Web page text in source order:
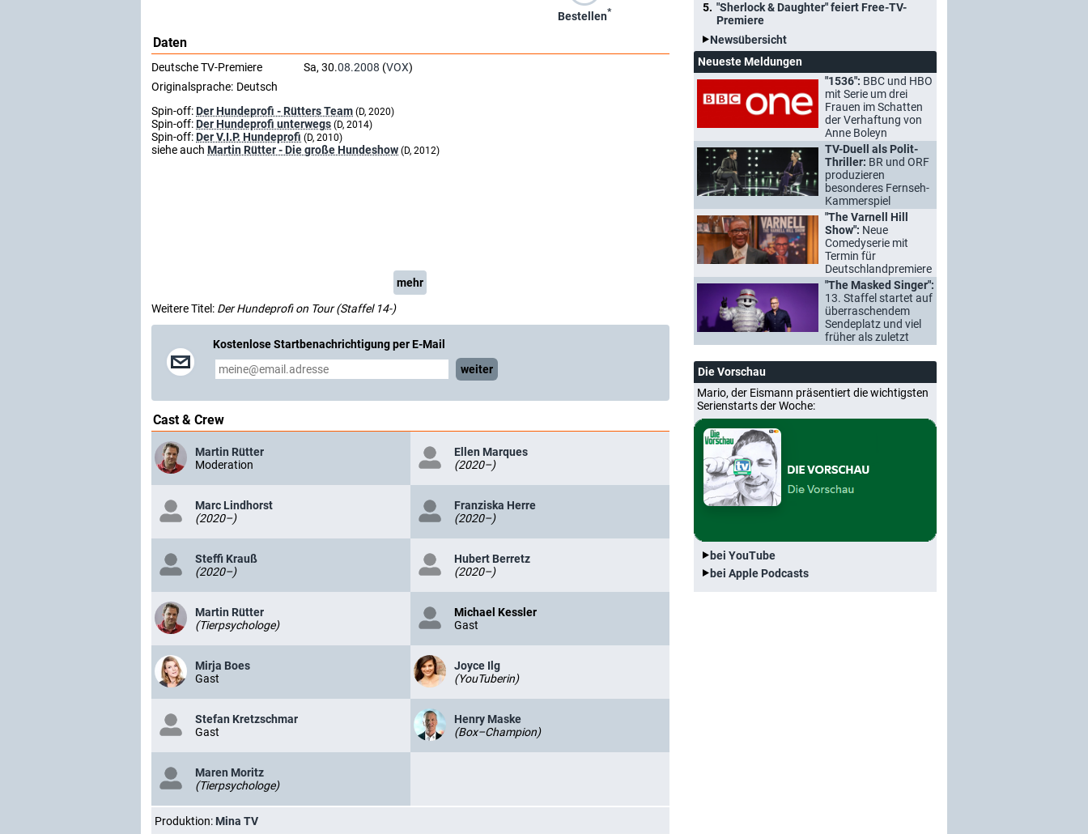
Bestellen*
Daten
Deutsche TV-Premiere Sa, 30.08.2008 (VOX)
Originalsprache: Deutsch
Spin-off:Der Hundeprofi - Rütters Team (D, 2020)
Spin-off:Der Hundeprofi unterwegs (D, 2014)
Spin-off:Der V.I.P. Hundeprofi (D, 2010)
siehe auch Martin Rütter - Die große Hundeshow (D, 2012)
mehr
Weitere Titel: Der Hundeprofi on Tour (Staffel 14-)
Kostenlose Startbenachrichtigung per E-Mail
weiter
Cast & Crew
Martin Rütter
Moderation
Ellen Marques
(2020–)
Marc Lindhorst
(2020–)
Franziska Herre
(2020–)
Steffi Krauß
(2020–)
Hubert Berretz
(2020–)
Martin Rütter
(Tierpsychologe)
Michael Kessler
Gast
Mirja Boes
Gast
Joyce Ilg
(YouTuberin)
Stefan Kretzschmar
Gast
Henry Maske
(Box–Champion)
Maren Moritz
(Tierpsychologe)
Produktion: Mina TV
"Sherlock & Daughter" feiert Free-TV-
Premiere
Newsübersicht
Neueste Meldungen
"1536": BBC und HBO
mit Serie um drei
Frauen im Schatten
der Verhaftung von
Anne Boleyn
TV-Duell als Polit-
Thriller: BR und ORF
produzieren
besonderes Fernseh-
Kammerspiel
"The Varnell Hill
Show": Neue
Comedyserie mit
Termin für
Deutschlandpremiere
"The Masked Singer":
13. Staffel startet auf
überraschendem
Sendeplatz und viel
früher als zuletzt
Die Vorschau
Mario, der Eismann präsentiert die wichtigsten
Serienstarts der Woche:
bei YouTube
bei Apple Podcasts